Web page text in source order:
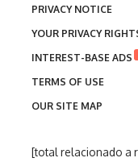
PRIVACY NOTICE
YOUR PRIVACY
INTEREST-BASE ADS
TERMS OF USE
OUR SITE MAP
[total relacionado a